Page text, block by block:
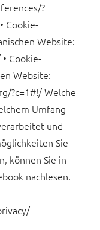
?
Cookie-
Website:
Cookie-
Website:
?c=1#!/ Welche
Umfang
und
Sie
können Sie in
nachlesen.